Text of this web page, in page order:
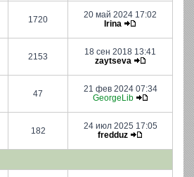
1720
20 май 2024 17:02
Irina
2153
18 сен 2018 13:41
zaytseva
47
21 фев 2024 07:34
GeorgeLib
182
24 июл 2025 17:05
fredduz